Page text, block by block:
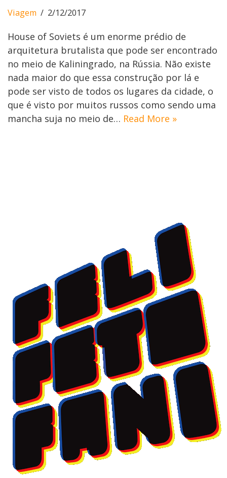
Viagem 2/12/2017
House of Soviets é um enorme prédio de
arquitetura brutalista que pode ser encontrado
no meio de Kaliningrado, na Rússia. Não existe
nada maior do que essa construção por lá e
pode ser visto de todos os lugares da cidade, o
que é visto por muitos russos como sendo uma
mancha suja no meio de… Read More »